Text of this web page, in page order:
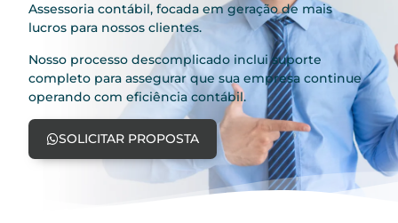
Assessoria contábil, focada em geração de mais
lucros para nossos clientes.
Nosso processo descomplicado inclui suporte
completo para assegurar que sua empresa continue
operando com eficiência contábil.
SOLICITAR PROPOSTA